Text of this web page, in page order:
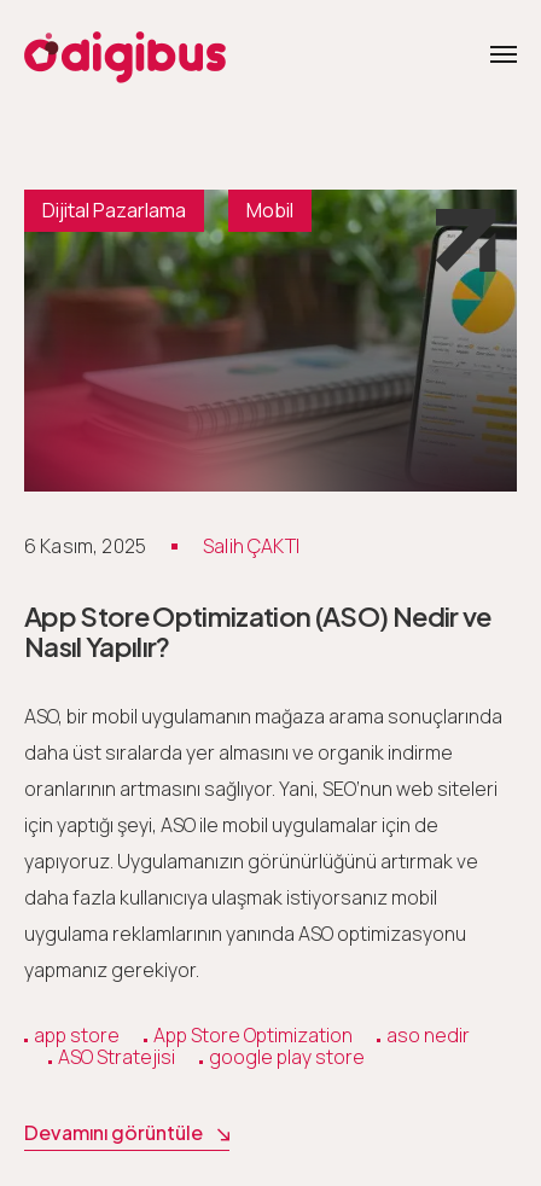
Dijital Pazarlama Mobil
6 Kasım, 2025 Salih ÇAKTI
App Store Optimization (ASO) Nedir ve
Nasıl Yapılır?
ASO, bir mobil uygulamanın mağaza arama sonuçlarında
daha üst sıralarda yer almasını ve organik indirme
oranlarının artmasını sağlıyor. Yani, SEO’nun web siteleri
için yaptığı şeyi, ASO ile mobil uygulamalar için de
yapıyoruz. Uygulamanızın görünürlüğünü artırmak ve
daha fazla kullanıcıya ulaşmak istiyorsanız mobil
uygulama reklamlarının yanında ASO optimizasyonu
yapmanız gerekiyor.
app store App Store Optimization
aso nedir
ASO Stratejisi
google play store
Devamını görüntüle